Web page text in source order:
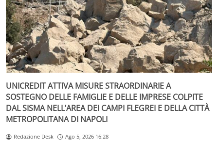
UNICREDIT ATTIVA MISURE STRAORDINARIE A
SOSTEGNO DELLE FAMIGLIE E DELLE IMPRESE COLPITE
DAL SISMA NELL’AREA DEI CAMPI FLEGREI E DELLA CITTÀ
METROPOLITANA DI NAPOLI
Redazione Desk Ago 5, 2026 16:28